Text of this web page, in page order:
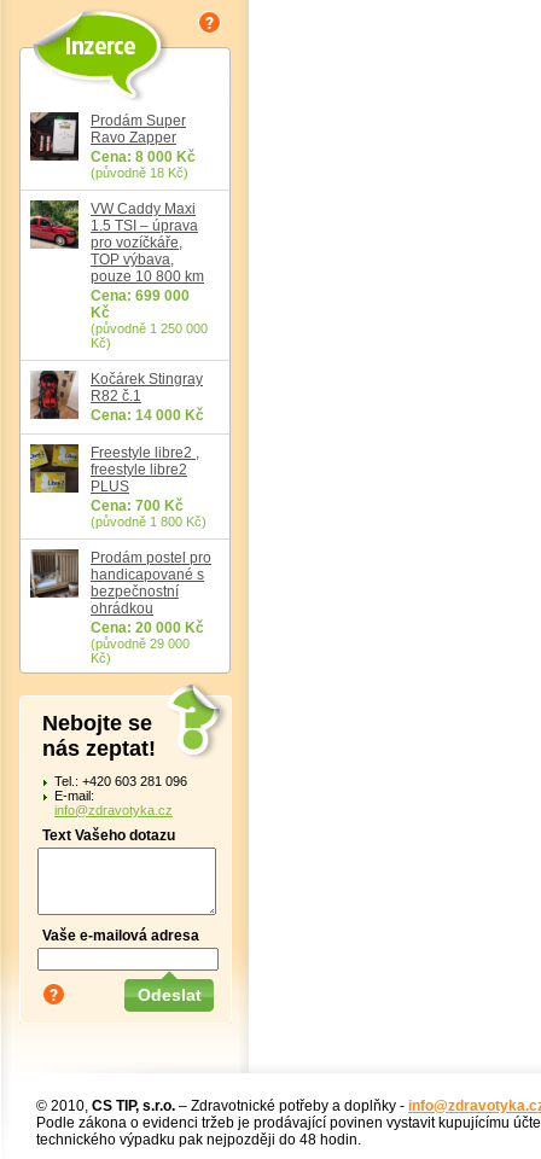
Prodám Super
Ravo Zapper
Cena: 8 000 Kč
(původně 18 Kč)
VW Caddy Maxi
1.5 TSI – úprava
pro vozíčkáře,
TOP výbava,
pouze 10 800 km
Cena: 699 000
Kč
(původně 1 250 000
Kč)
Kočárek Stingray
R82 č.1
Cena: 14 000 Kč
Freestyle libre2 ,
freestyle libre2
PLUS
Cena: 700 Kč
(původně 1 800 Kč)
Prodám postel pro
handicapované s
bezpečnostní
ohrádkou
Cena: 20 000 Kč
(původně 29 000
Kč)
Nebojte se
nás zeptat!
Tel.: +420 603 281 096
E-mail:
info@zdravotyka.cz
Text Vašeho dotazu
Vaše e-mailová adresa
© 2010, CS TIP, s.r.o. – Zdravotnické potřeby a doplňky -
Podle zákona o evidenci tržeb je prodávající povinen vystavit kupujícímu
technického výpadku pak nejpozději do 48 hodin.